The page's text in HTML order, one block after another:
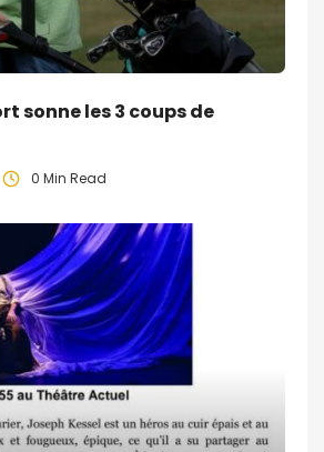
sonne les 3 coups de
0 Min Read